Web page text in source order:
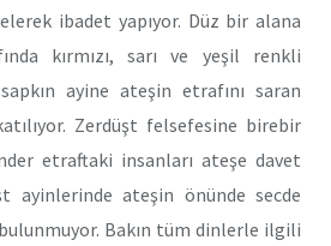
ibadet yapıyor. Düz bir alana
kırmızı, sarı ve yeşil renkli
ayine ateşin etrafını saran
Zerdüşt felsefesine birebir
etraftaki insanları ateşe davet
ayinlerinde ateşin önünde secde
Bakın tüm dinlerle ilgili